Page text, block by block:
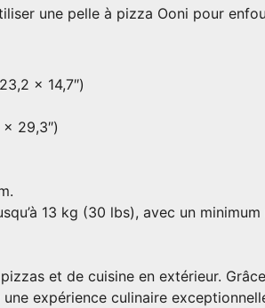
une pelle à pizza Ooni pour
x 14,7″)
29,3″)
13 kg (30 lbs), avec un
et de cuisine en extérieur.
expérience culinaire